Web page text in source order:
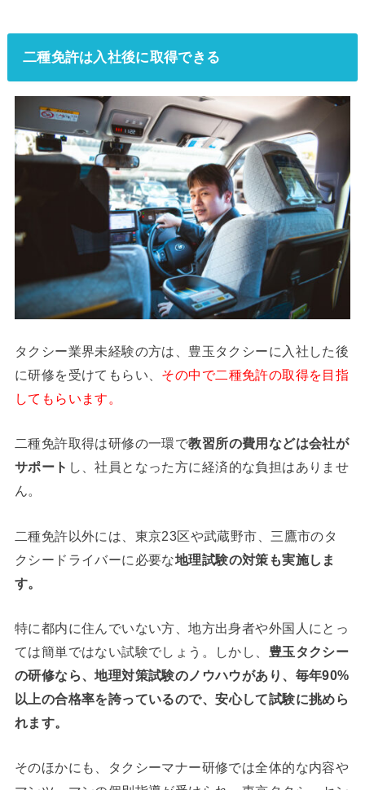
二種免許は入社後に取得できる
タクシー業界未経験の方は、豊玉タクシーに入社した後
に研修を受けてもらい、 その中で二種免許の取得を目指
してもらいます。
二種免許取得は研修の一環で教習所の費用などは会社が
サポート し、社員となった方に経済的な負担はありませ
ん。
二種免許以外には、東京23区や武蔵野市、三鷹市のタ
クシードライバーに必要な地理試験の対策も実施しま
す。
特に都内に住んでいない方、地方出身者や外国人にとっ
ては簡単ではない試験でしょう。しかし、 豊玉タクシー
の研修なら、地理対策試験のノウハウがあり、毎年90%
以上の合格率を誇っているので、安心して試験に挑めら
れます。
そのほかにも、タクシーマナー研修では全体的な内容や